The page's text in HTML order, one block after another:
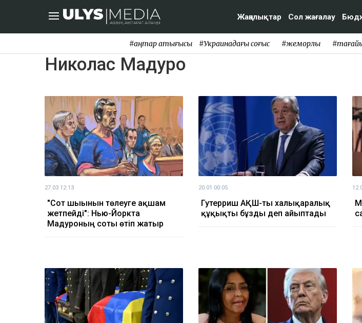
Жаңалықтар Сол жағалау
#қаңтар қақтығысы #Украинадағы соғыс #жемқорлық
Николас Мадуро
27.03 12:13
"Сот шығынын төлеуге ақшам
жетпейді": Нью-Йоркта
Мадуроның соты өтіп жатыр
20.01 00:05
Гутерриш АҚШ-ты халықаралық
құқықты бұзды деп айыптады